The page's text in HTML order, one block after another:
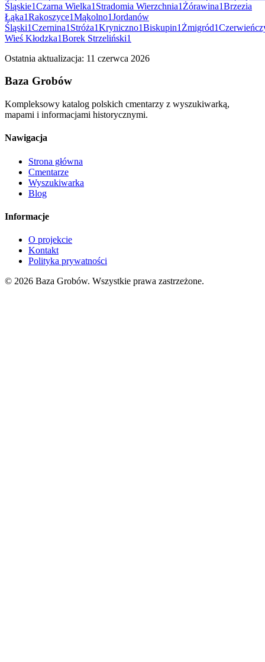
Śląskie1Czarna Wielka1 Stradomia Wierzchnia1 Żórawina1Brzezia
Łąka1Rakoszyce1Mąkolno1Jordanów
Śląski1Czernina1 Stróża1Kryniczno1Biskupin1 Żmigród1
Wieś Kłodzka1Borek Strzeliński1
Ostatnia aktualizacja: 11 czerwca 2026
Baza Grobów
Kompleksowy katalog polskich cmentarzy z wyszukiwarką,
mapami i informacjami historycznymi.
Nawigacja
Strona główna
Cmentarze
Wyszukiwarka
Blog
Informacje
O projekcie
Kontakt
Polityka prywatności
© 2026 Baza Grobów. Wszystkie prawa zastrzeżone.